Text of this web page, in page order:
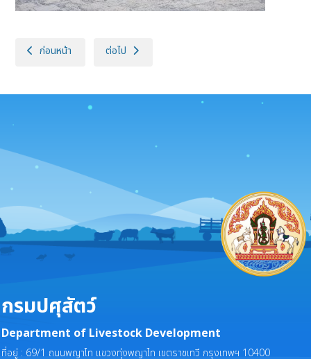
เนื้อหาก่อนหน้า: กรมปศุสัตว์ ร่วมแสดงความยินดีเนื่องในโอกาสวันคล้ายวั
ก่อนหน้า เนื้อหาถัดไป: อธิบดีกรมปศุสัตว์ ร่วมติดตามคณะ เลขา
ต่อไป
กรมปศุสัตว์
Department of Livestock Development
ที่อยู่ : 69/1 ถนนพญาไท แขวงทุ่งพญาไท เขตราชเทวี กรุงเทพฯ 10400